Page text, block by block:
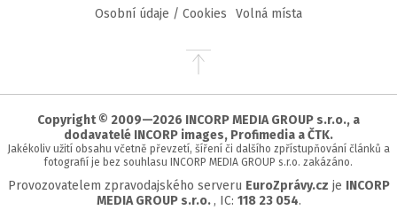
Osobní údaje / Cookies
Volná místa
Přejít
stránky
Copyright © 2009—2026 INCORP MEDIA GROUP s.r.o., a
dodavatelé INCORP images, Profimedia a ČTK.
Jakékoliv užití obsahu včetně převzetí, šíření či dalšího zpřístupňování článků a
fotografií je bez souhlasu INCORP MEDIA GROUP s.r.o. zakázáno.
Provozovatelem zpravodajského serveru EuroZprávy.cz je INCORP
MEDIA GROUP s.r.o. , IC: 118 23 054.